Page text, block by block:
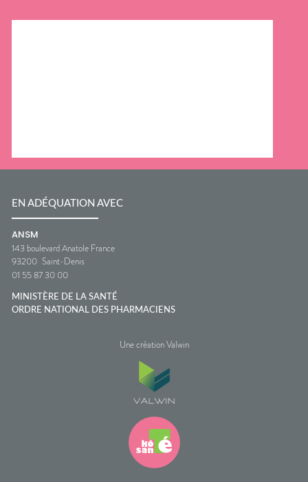
EN ADÉQUATION AVEC
ANSM
143 boulevard Anatole France
93200 Saint-Denis
01 55 87 30 00
MINISTÈRE DE LA SANTÉ
ORDRE NATIONAL DES PHARMACIENS
Une création Valwin